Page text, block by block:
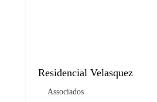
Residencial Velasquez
Associados